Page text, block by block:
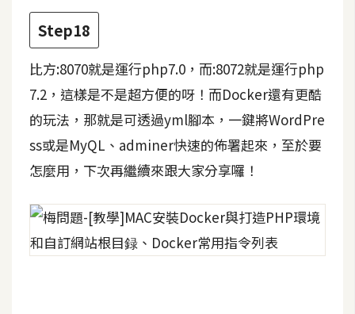
Step18
比方:8070就是運行php7.0，而:8072就是運行php
7.2，這樣是不是超方便的呀！而Docker還有更酷
的玩法，那就是可透過yml腳本，一鍵將WordPre
ss或是MyQL、adminer快速的佈署起來，至於要
怎麼用，下次再繼續來跟大家分享囉！